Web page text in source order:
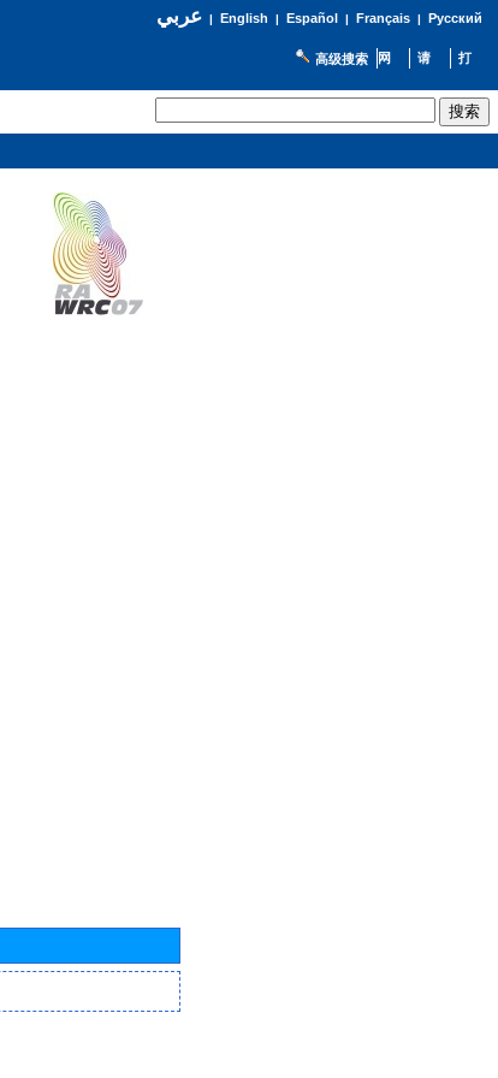
عربي| English | Español | Français| Русский
高级搜索